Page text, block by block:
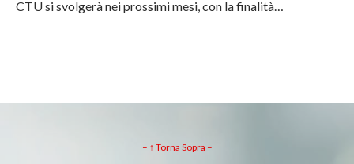
CTU si svolgerà nei prossimi mesi, con la finalità…
– ↑ Torna Sopra –